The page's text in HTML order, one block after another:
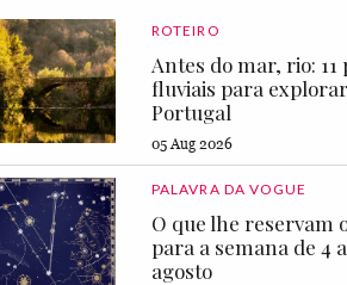
ROTEIRO
Antes do mar, rio: 11
fluviais para
Portugal
05 Aug 2026
PALAVRA DA VOGUE
O que lhe reservam
para a semana de 4
agosto